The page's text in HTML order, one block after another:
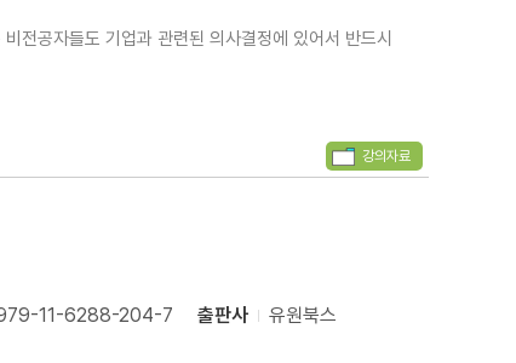
전공자들도 기업과 관련된 의사결정에 있어서 반드시
강의자료
11-6288-204-7 출판사 유원북스